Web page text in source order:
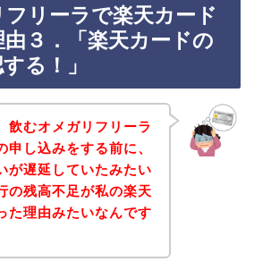
リーラで楽天カード
３．「楽天カードの
る！」
飲むオメガリフリーラ
し込みをする前に、
が遅延していたみたい
の残高不足が私の楽天
た理由みたいなんです